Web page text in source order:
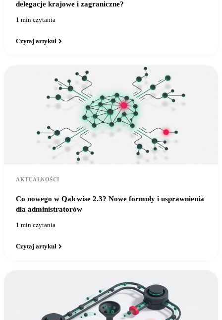
delegacje krajowe i zagraniczne?
1 min czytania
Czytaj artykuł
AKTUALNOŚCI
Co nowego w Qalcwise 2.3? Nowe formuły i usprawnienia
dla administratorów
1 min czytania
Czytaj artykuł